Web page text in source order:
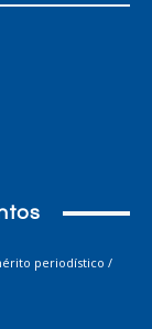
periodístico /